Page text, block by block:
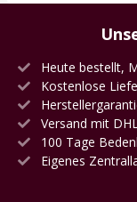
Heute bestellt,
Kostenlose
Versand mit
100 Tage
Eigenes